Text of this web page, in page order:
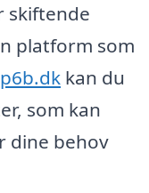
skiftende
platform som
kan du
som kan
dine behov